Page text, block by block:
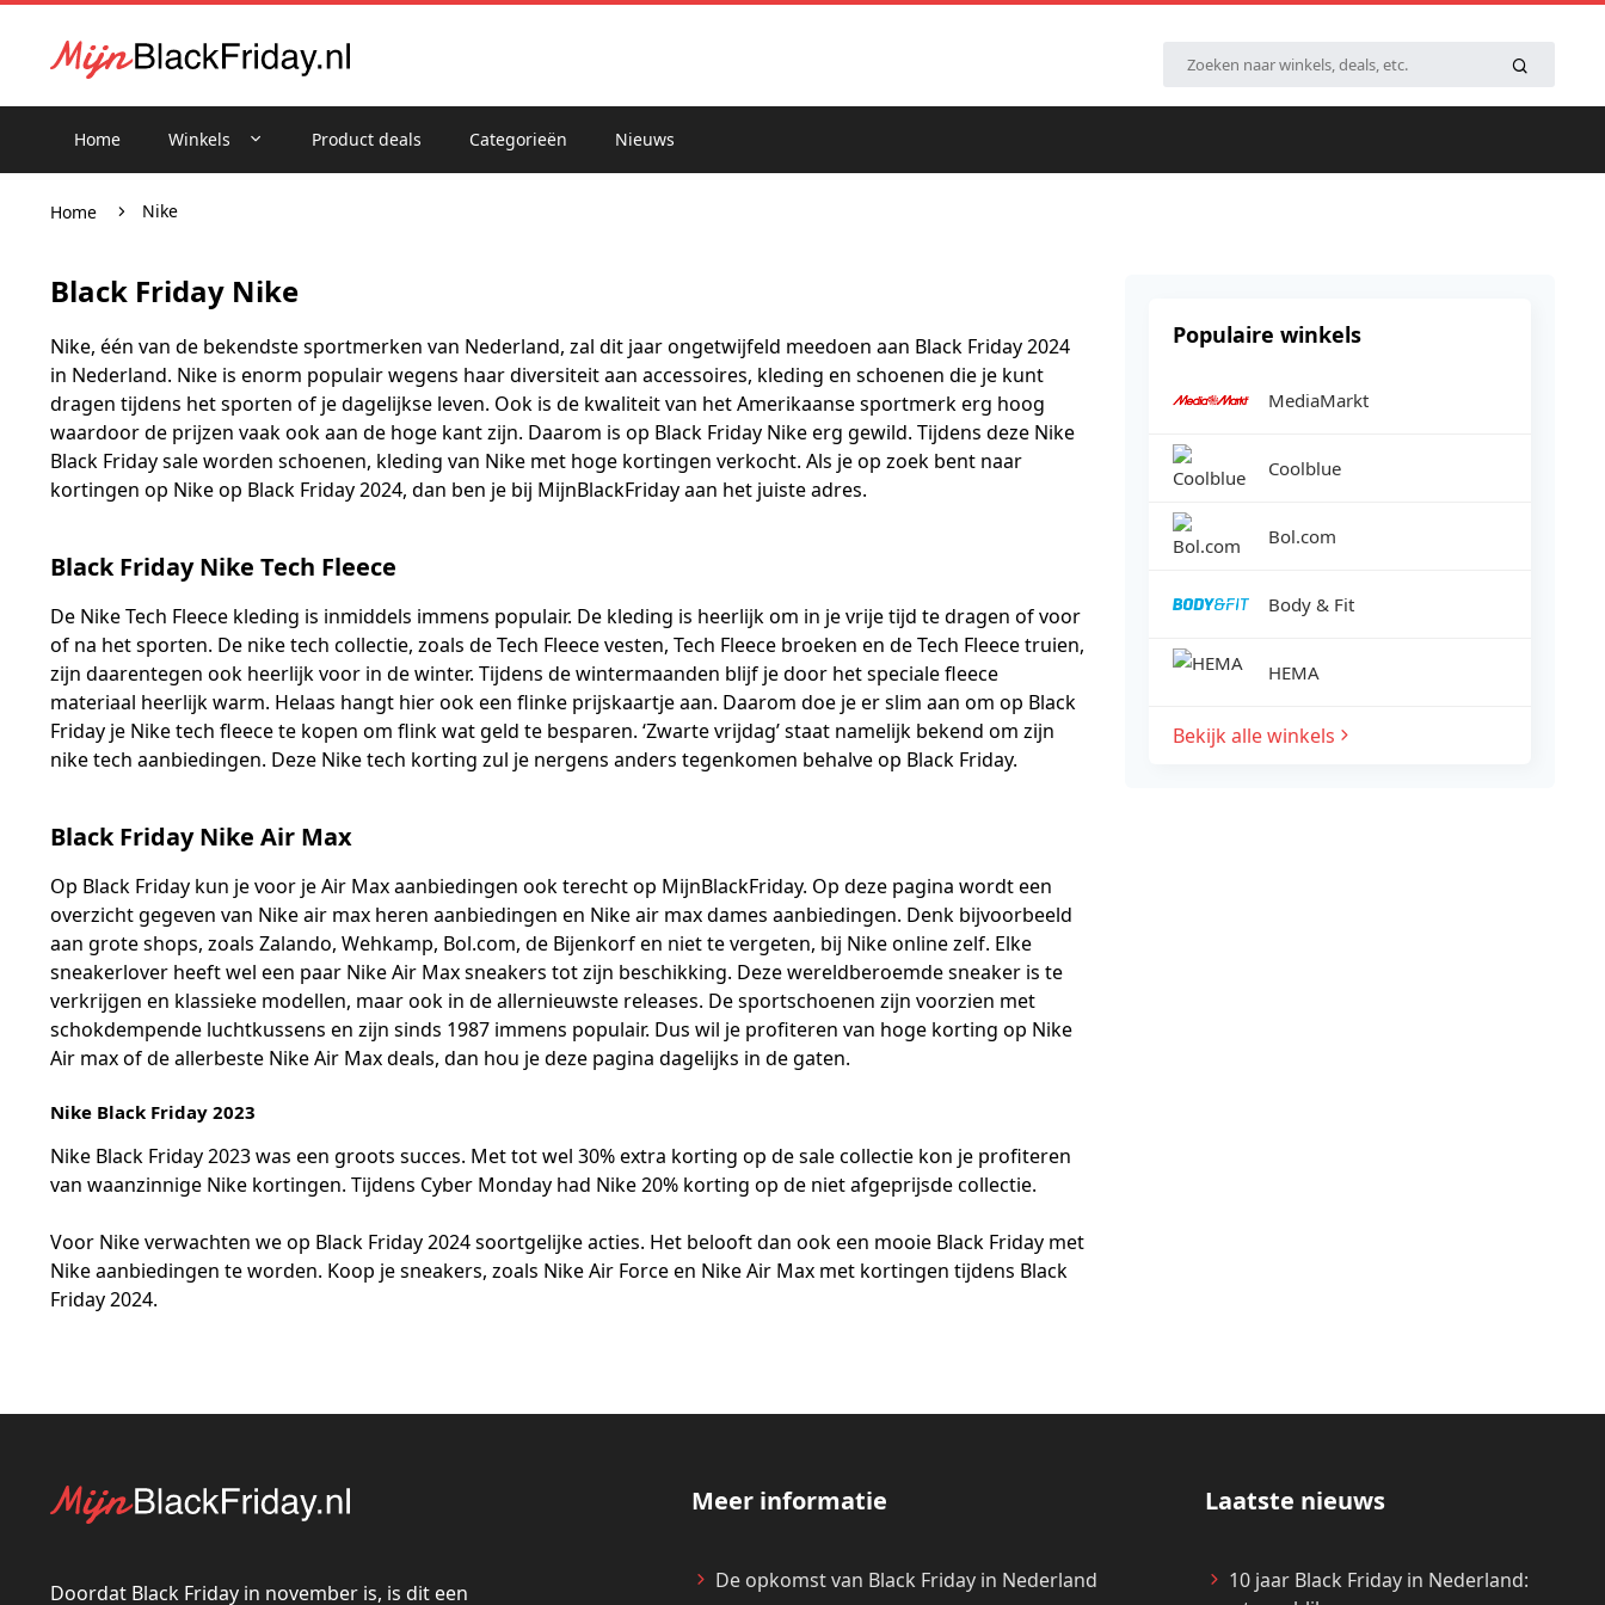
Home Winkels Product deals Categorieën Nieuws
Home Nike
Black Friday Nike
Nike, één van de bekendste sportmerken van Nederland, zal dit jaar ongetwijfeld meedoen aan Black Friday 2024
in Nederland. Nike is enorm populair wegens haar diversiteit aan accessoires, kleding en schoenen die je kunt
dragen tijdens het sporten of je dagelijkse leven. Ook is de kwaliteit van het Amerikaanse sportmerk erg hoog
waardoor de prijzen vaak ook aan de hoge kant zijn. Daarom is op Black Friday Nike erg gewild. Tijdens deze Nike
Black Friday sale worden schoenen, kleding van Nike met hoge kortingen verkocht. Als je op zoek bent naar
kortingen op Nike op Black Friday 2024, dan ben je bij MijnBlackFriday aan het juiste adres.
Black Friday Nike Tech Fleece
De Nike Tech Fleece kleding is inmiddels immens populair. De kleding is heerlijk om in je vrije tijd te dragen of voor
of na het sporten. De nike tech collectie, zoals de Tech Fleece vesten, Tech Fleece broeken en de Tech Fleece truien,
zijn daarentegen ook heerlijk voor in de winter. Tijdens de wintermaanden blijf je door het speciale fleece
materiaal heerlijk warm. Helaas hangt hier ook een flinke prijskaartje aan. Daarom doe je er slim aan om op Black
Friday je Nike tech fleece te kopen om flink wat geld te besparen. ‘Zwarte vrijdag’ staat namelijk bekend om zijn
nike tech aanbiedingen. Deze Nike tech korting zul je nergens anders tegenkomen behalve op Black Friday.
Black Friday Nike Air Max
Op Black Friday kun je voor je Air Max aanbiedingen ook terecht op MijnBlackFriday. Op deze pagina wordt een
overzicht gegeven van Nike air max heren aanbiedingen en Nike air max dames aanbiedingen. Denk bijvoorbeeld
aan grote shops, zoals Zalando, Wehkamp, Bol.com, de Bijenkorf en niet te vergeten, bij Nike online zelf. Elke
sneakerlover heeft wel een paar Nike Air Max sneakers tot zijn beschikking. Deze wereldberoemde sneaker is te
verkrijgen en klassieke modellen, maar ook in de allernieuwste releases. De sportschoenen zijn voorzien met
schokdempende luchtkussens en zijn sinds 1987 immens populair. Dus wil je profiteren van hoge korting op Nike
Air max of de allerbeste Nike Air Max deals, dan hou je deze pagina dagelijks in de gaten.
Nike Black Friday 2023
Nike Black Friday 2023 was een groots succes. Met tot wel 30% extra korting op de sale collectie kon je profiteren
van waanzinnige Nike kortingen. Tijdens Cyber Monday had Nike 20% korting op de niet afgeprijsde collectie.
Voor Nike verwachten we op Black Friday 2024 soortgelijke acties. Het belooft dan ook een mooie Black Friday met
Nike aanbiedingen te worden. Koop je sneakers, zoals Nike Air Force en Nike Air Max met kortingen tijdens Black
Friday 2024.
Populaire winkels
MediaMarkt
Coolblue
Bol.com
Body & Fit
HEMA
Bekijk alle winkels
Doordat Black Friday in november is, is dit een
Meer informatie
De opkomst van Black Friday in Nederland
Laatste nieuws
10 jaar Black Friday in Nederland: